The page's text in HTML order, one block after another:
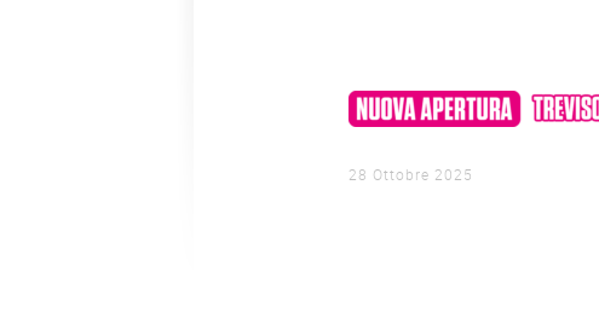
28 Ottobre 2025